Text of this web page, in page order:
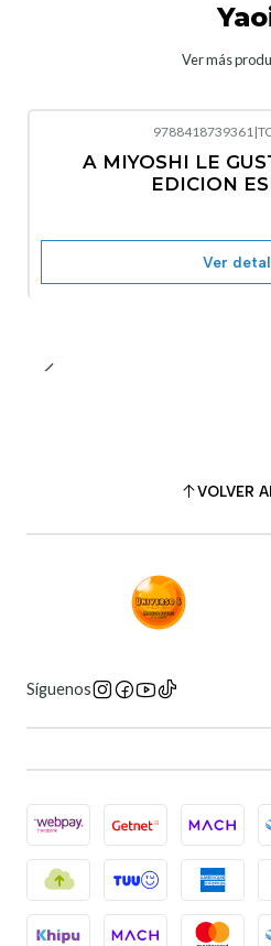
Ver más
9788418739361|
A MIYOSHI LE
EDICION
Ver
VOLVER
Síguenos